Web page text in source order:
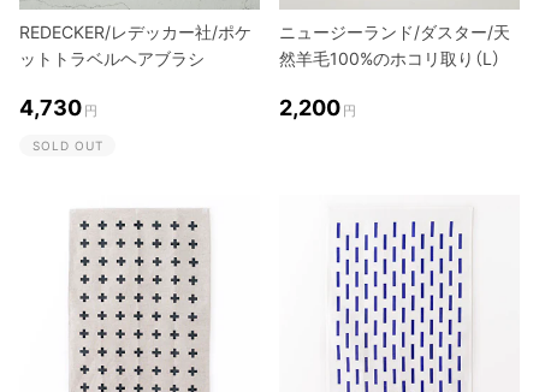
REDECKER/レデッカー社/ポケ
ットトラベルヘアブラシ
4,730 円
SOLD OUT
ニュージーランド/ダスター/天
然羊毛100%のホコリ取り（L）
2,200 円